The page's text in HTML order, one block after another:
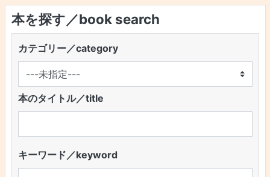
本を探す／book search
カテゴリー／category
本のタイトル／title
キーワード／keyword